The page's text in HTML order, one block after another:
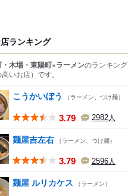
ランキング
・木場・東陽町×ラーメンのランキング
高いお店） です。
こうかいぼう （ラーメン、つけ麺）
3.79 2982人
麺屋吉左右 （ラーメン、つけ麺）
3.79 2596人
麺屋 ルリカケス （ラーメン）